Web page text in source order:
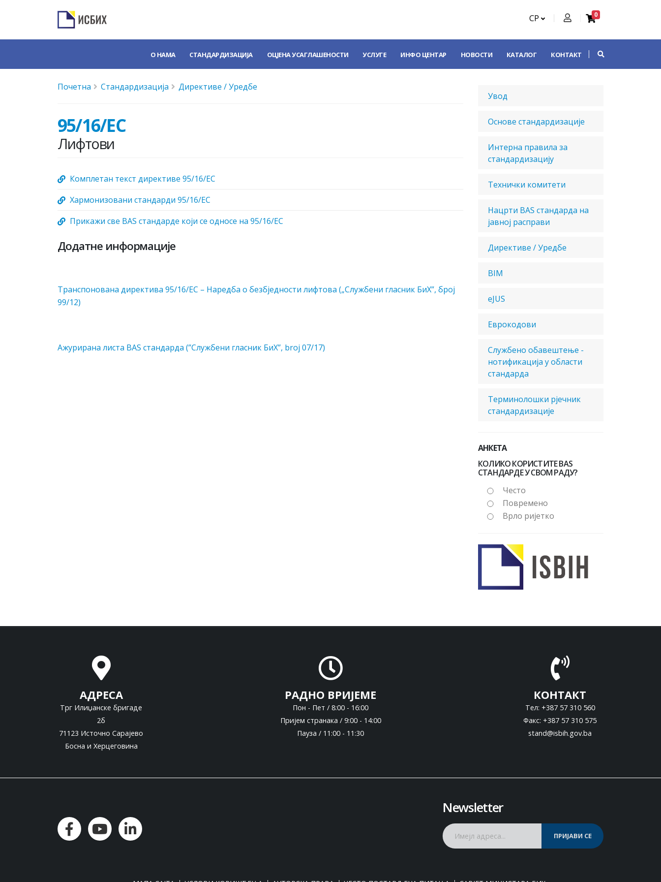
СР 0
О НАМА СТАНДАРДИЗАЦИЈА ОЦЈЕНА УСАГЛАШЕНОСТИ УСЛУГЕ ИНФО ЦЕНТАР НОВОСТИ КАТАЛОГ КОНТАКТ
Почетна Стандардизација Директиве / Уредбе
95/16/EC
Лифтови
Комплетан текст директиве 95/16/EC
Хармонизовани стандарди 95/16/EC
Прикажи све BAS стандарде који се односе на 95/16/EC
Додатне информације
Транспонована директива 95/16/EC – Наредба о безбједности лифтова („Службени гласник БиХ”, број
99/12)
Aжурирaнa листa BAS стaндaрдa (”Службени гласник БиХ”, broj 07/17)
Увод
Основе стандардизације
Интерна правила за
стандардизацију
Технички комитети
Нацрти BAS стандарда на
јавној расправи
Директиве / Уредбе
BIM
eJUS
Еврокодови
Службено обавештење -
нотификација у области
стандарда
Терминолошки рјечник
стандардизације
АНКЕТА
КОЛИКО КОРИСТИТЕ BAS
СТАНДАРДЕ У СВОМ РАДУ?
Често
Повремено
Врло ријетко
АДРЕСА
Трг Илиџанске бригаде
2б
71123 Источно Сарајево
Босна и Херцеговина
РАДНО ВРИЈЕМЕ
Пон - Пет / 8:00 - 16:00
Пријем странака / 9:00 - 14:00
Пауза / 11:00 - 11:30
КОНТАКТ
Тел: +387 57 310 560
Факс: +387 57 310 575
stand@isbih.gov.ba
Newsletter
ПРИЈАВИ СЕ